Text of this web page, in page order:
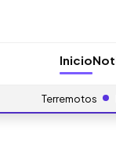
Inicio
Terremotos